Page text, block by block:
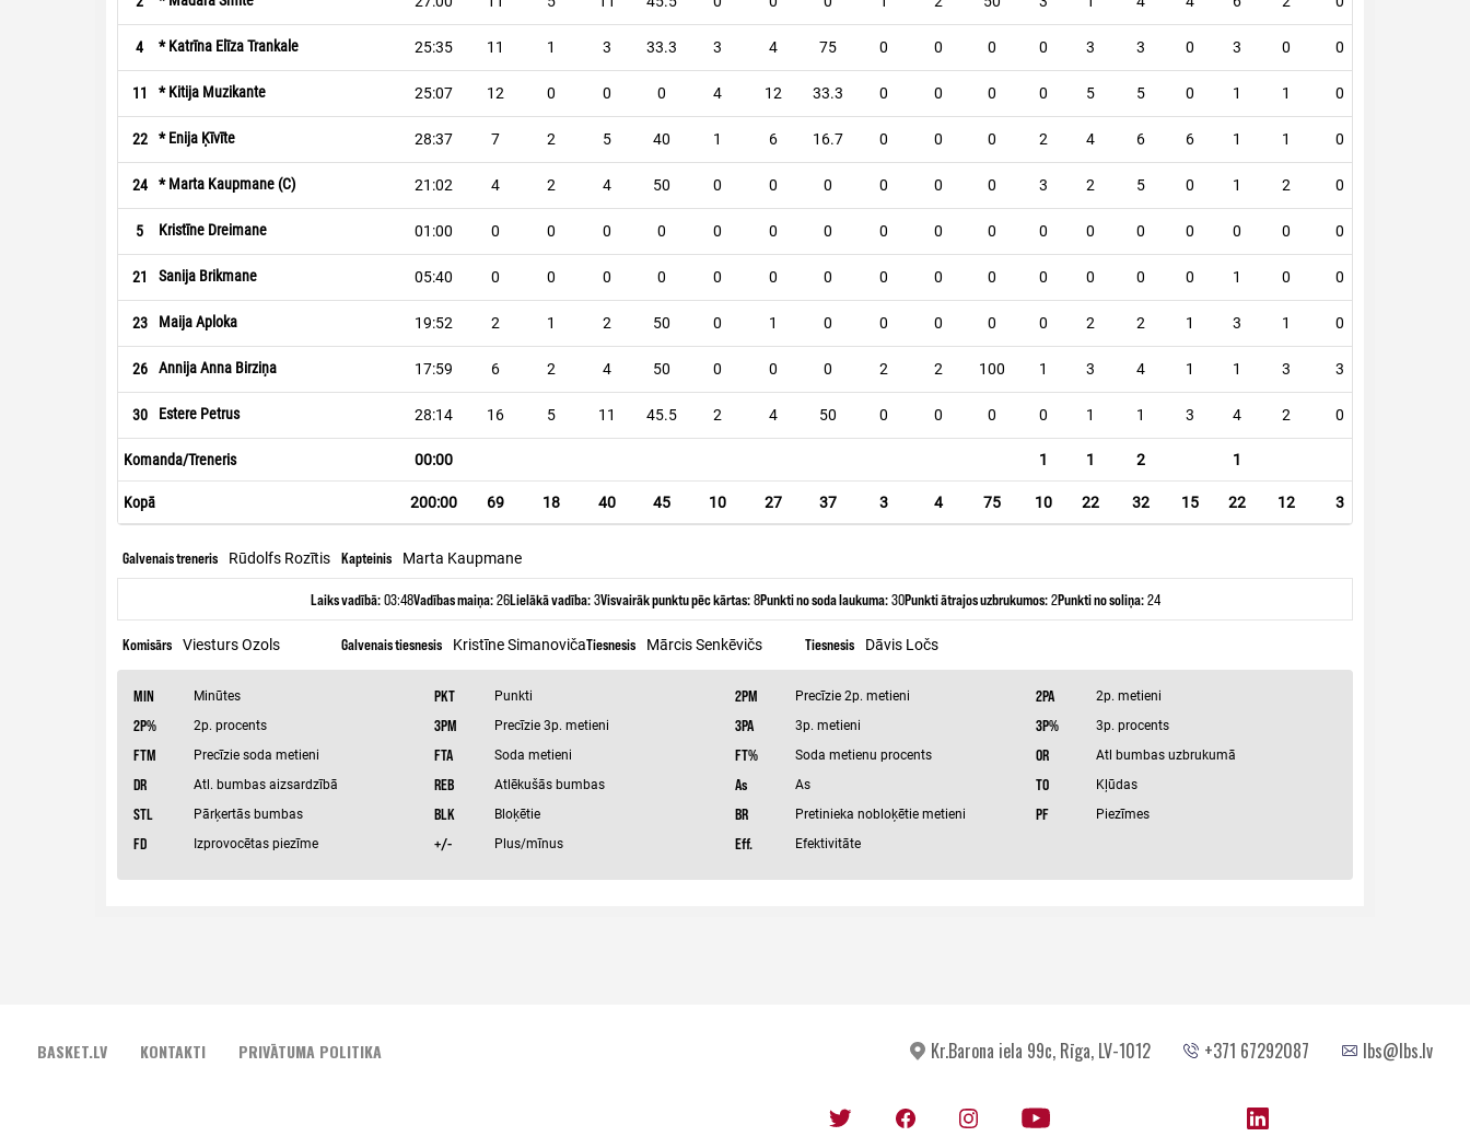
BASKET.LV KONTAKTI PRIVĀTUMA POLITIKA Kr.Barona iela 99c, Rīga, LV-1012 +371 67292087 lbs@lbs.lv